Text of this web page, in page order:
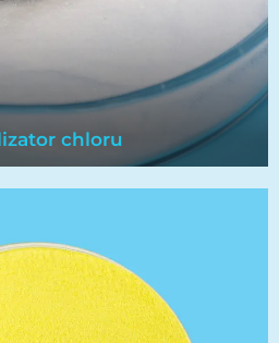
chloru
chloru
ma mocne zdolności
i dobrą stabilność.